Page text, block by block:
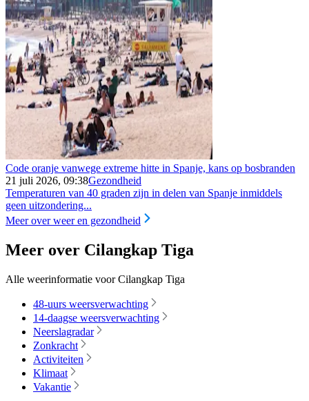
Code oranje vanwege extreme hitte in Spanje, kans op bosbranden
21 juli 2026, 09:38Gezondheid
Temperaturen van 40 graden zijn in delen van Spanje inmiddels
geen uitzondering...
Meer over weer en gezondheid
Meer over Cilangkap Tiga
Alle weerinformatie voor Cilangkap Tiga
48-uurs weersverwachting
14-daagse weersverwachting
Neerslagradar
Zonkracht
Activiteiten
Klimaat
Vakantie